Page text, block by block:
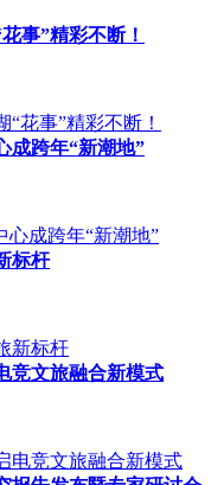
事”精彩不断！
成跨年“新潮地”
标杆
竞文旅融合新模式